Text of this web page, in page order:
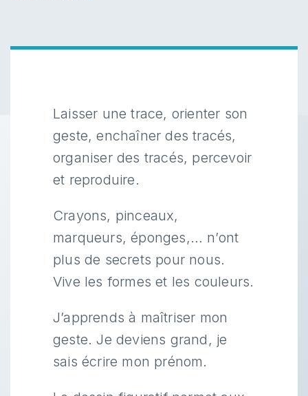
Laisser une trace, orienter son
geste, enchaîner des tracés,
organiser des tracés, percevoir
et reproduire.
Crayons, pinceaux,
marqueurs, éponges,… n’ont
plus de secrets pour nous.
Vive les formes et les couleurs.
J’apprends à maîtriser mon
geste. Je deviens grand, je
sais écrire mon prénom.